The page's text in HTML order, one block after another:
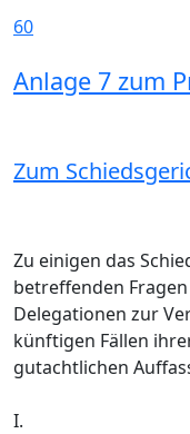
60
Anlage 7 zum
Zum
Zu einigen das
betreffenden
Delegationen zur
künftigen Fällen
gutachtlichen
I.